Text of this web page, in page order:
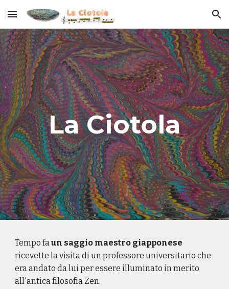
Skip to main content Skip to navigation
La Ciotola
Tempo faun saggio maestro giapponese
ricevette la visita di un professore universitario che
era andato da lui per essere illuminato in merito
all'antica filosofia Zen.